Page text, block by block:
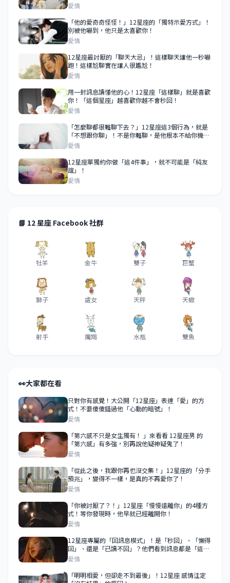
愛情
「他的愛奇奇怪怪！」12星座的「獨特示愛方式」！
別被他嚇到，他只是太喜歡你！
愛情
12星座最討厭的「聊天大忌」！這樣聊天讓他一秒嚇
跑！這樣尬聊實在讓人很尷尬！
愛情
用一封訊息讀懂他的心！12星座「這樣聊」就是喜歡
你！「這個星座」越喜歡你越不會秒回！
愛情
「怎麼聊都很難聊下去？」12星座這3個行為，就是
「不想跟你聊」！不是你難聊，是他根本不給你機
會！
愛情
12星座單獨約你做「這4件事」，就不可能是「純友
誼」！
愛情
📘 12 星座 Facebook 社群
牡羊 金牛 雙子 巨蟹
獅子 處女 天秤 天蠍
射手 魔羯 水瓶 雙魚
👀大家都在看
只對你有感覺！大公開「12星座」表達「愛」的方
式！不要傻傻錯過他「心動的暗號」！
愛情
「第六感不只是女生獨有！ 」來看看 12星座男 的
「第六感」有多強，別再說他疑神疑鬼了！
愛情
「從此之後，我跟你再也沒交集！」12星座的「分手
預兆」，變得不一樣，是真的不再愛你了！
愛情
「你被討厭了？！」12星座「慢慢遠離你」的4種方
式！等你發現時，他早就已經離開你！
愛情
12星座專屬的「回訊息模式」！是「秒回」、「懶得
回」、還是「已讀不回」？他們看到訊息都是「這樣
做」！
愛情
「明明相愛，但卻走不到最後」！12星座 感情注定